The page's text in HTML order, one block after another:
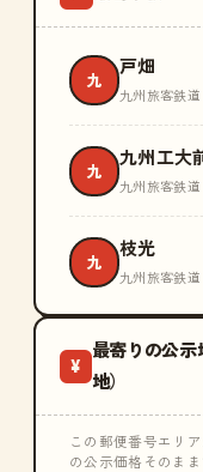
九
戸畑
九州旅客鉄
九
九州工大
九州旅客鉄
九
枝光
九州旅客鉄
¥
最寄りの公示
地）
この郵便番号エリ
の公示価格そのまま